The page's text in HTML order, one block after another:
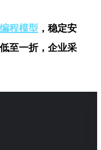
程模型 ，稳定安
至一折，企业采